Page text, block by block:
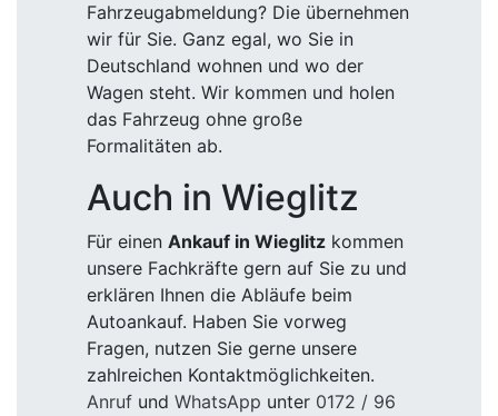
Fahrzeugabmeldung? Die übernehmen
wir für Sie. Ganz egal, wo Sie in
Deutschland wohnen und wo der
Wagen steht. Wir kommen und holen
das Fahrzeug ohne große
Formalitäten ab.
Auch in Wieglitz
Für einen Ankauf in Wieglitz kommen
unsere Fachkräfte gern auf Sie zu und
erklären Ihnen die Abläufe beim
Autoankauf. Haben Sie vorweg
Fragen, nutzen Sie gerne unsere
zahlreichen Kontaktmöglichkeiten.
Anruf und WhatsApp unter 0172 / 96